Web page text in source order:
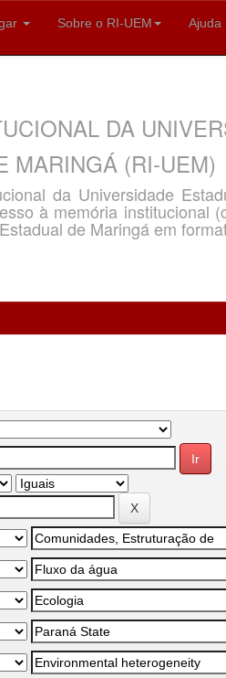
Sobre o RI-UEM Ajuda
DA
MARINGÁ (RI-UEM)
da Universidade
à memória institucional
de Maringá em